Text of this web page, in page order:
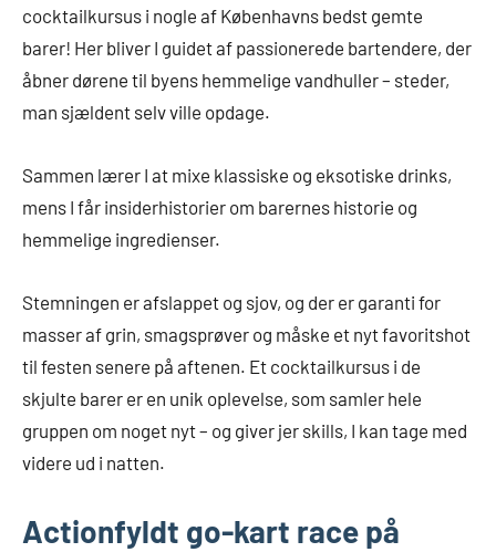
cocktailkursus i nogle af Københavns bedst gemte
barer! Her bliver I guidet af passionerede bartendere, der
åbner dørene til byens hemmelige vandhuller – steder,
man sjældent selv ville opdage.
Sammen lærer I at mixe klassiske og eksotiske drinks,
mens I får insiderhistorier om barernes historie og
hemmelige ingredienser.
Stemningen er afslappet og sjov, og der er garanti for
masser af grin, smagsprøver og måske et nyt favoritshot
til festen senere på aftenen. Et cocktailkursus i de
skjulte barer er en unik oplevelse, som samler hele
gruppen om noget nyt – og giver jer skills, I kan tage med
videre ud i natten.
Actionfyldt go-kart race på